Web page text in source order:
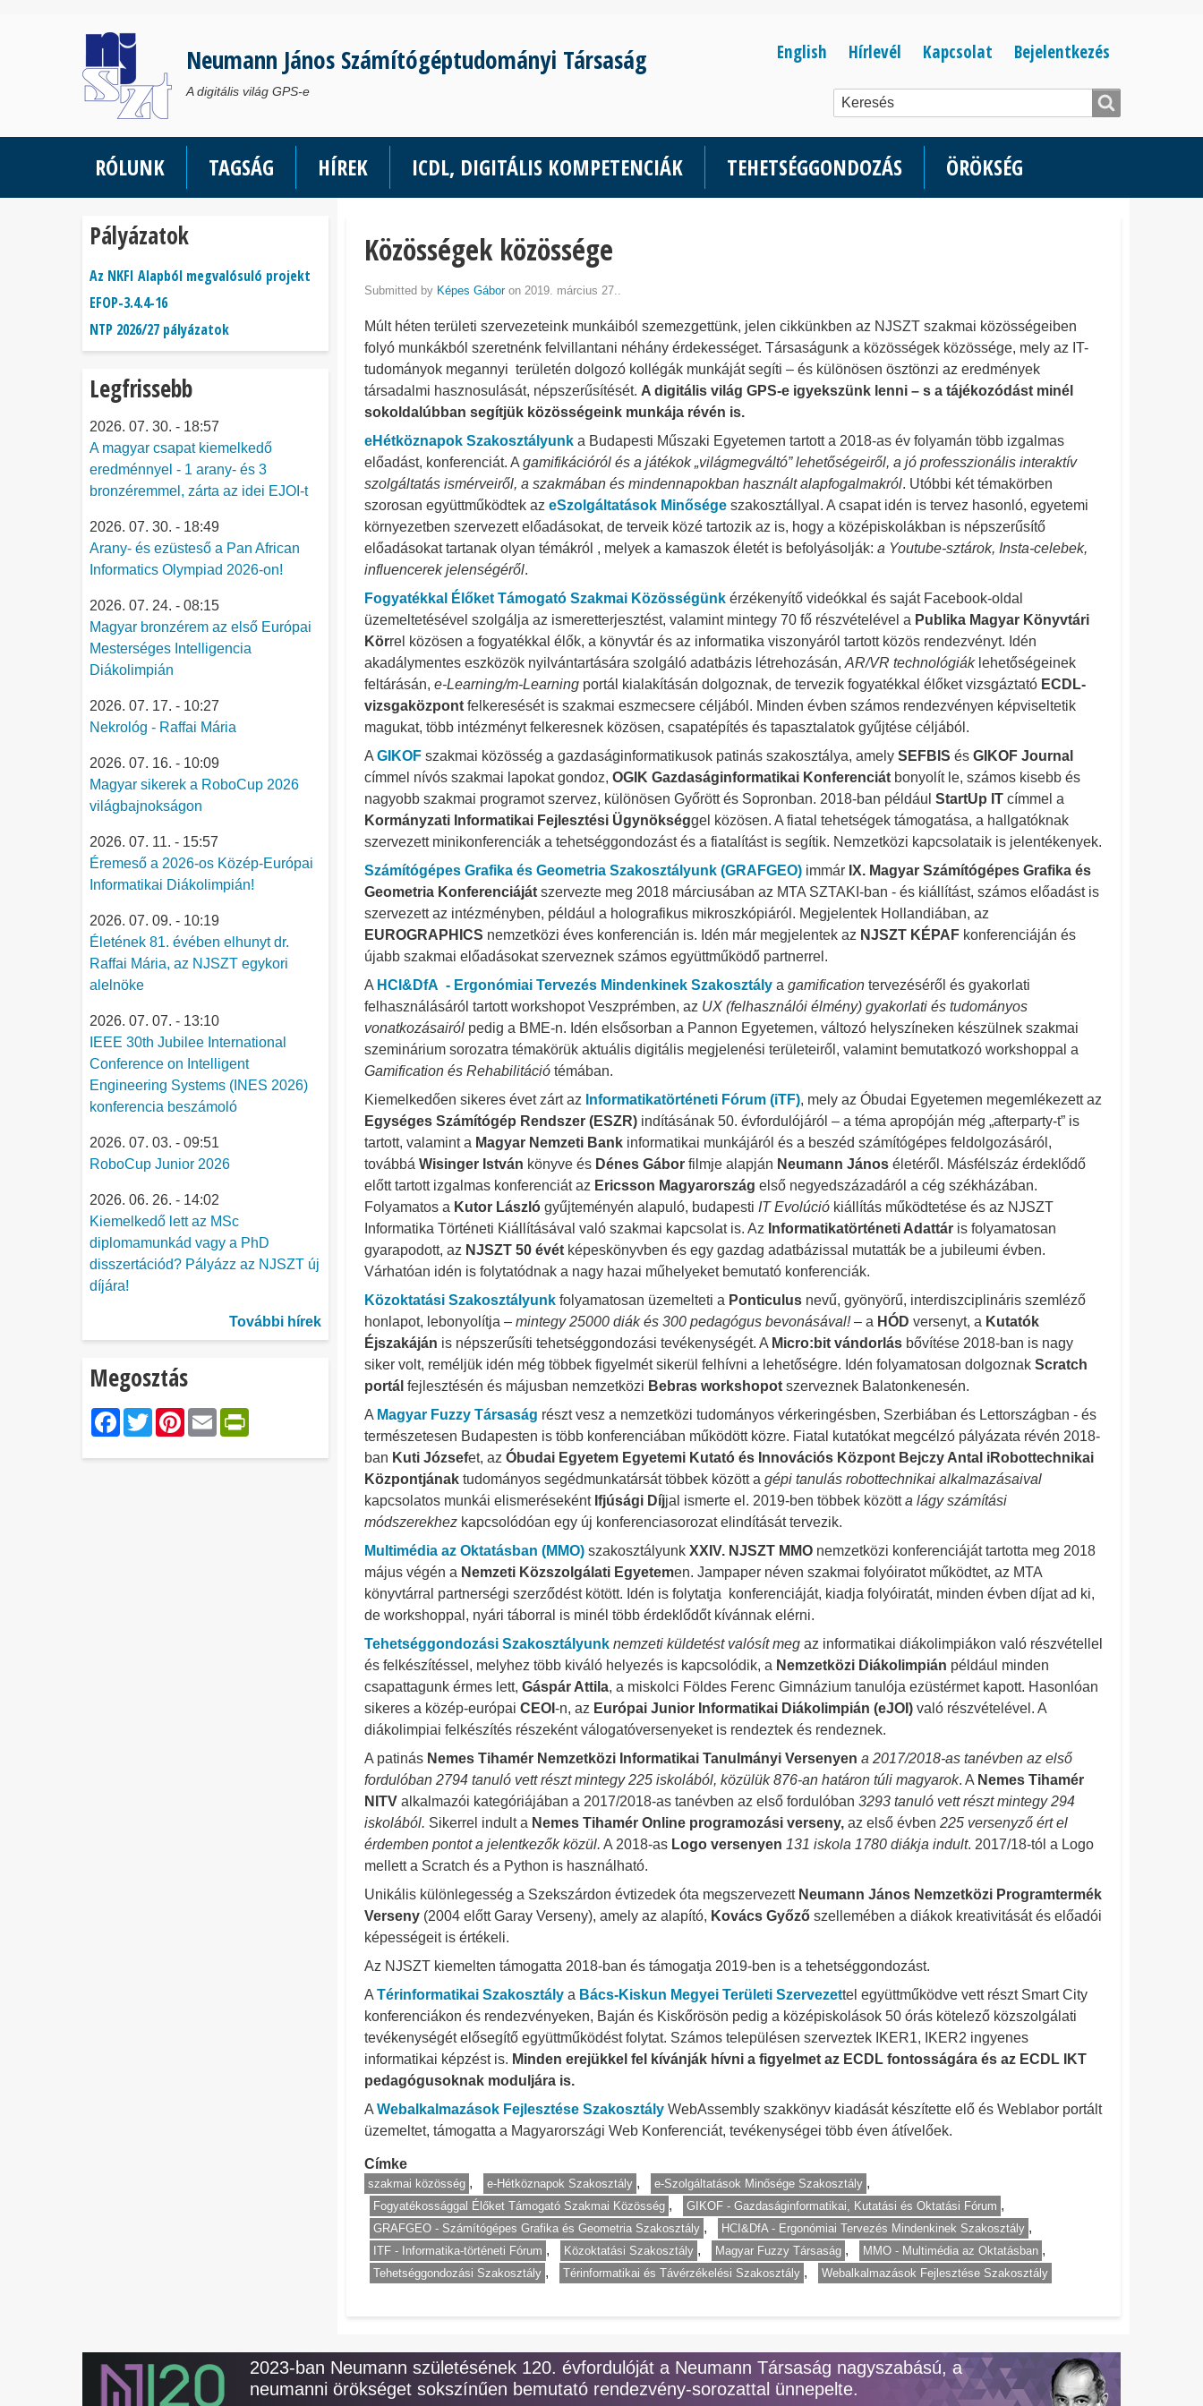
Neumann János Számítógéptudományi Társaság
A digitális világ GPS-e
Bejelentkezés
menüje
Bejelentkezés
English Hírlevél Kapcsolat
RÓLUNK TAGSÁG HÍREK ICDL, DIGITÁLIS KOMPETENCIÁK TEHETSÉGGONDOZÁS ÖRÖKSÉG
Közösségek közössége
Submitted by Képes Gáboron 2019. március 27..
Múlt héten területi szervezeteink munkáiból szemezgettünk, jelen cikkünkben az NJSZT szakmai közösségeiben
folyó munkákból szeretnénk felvillantani néhány érdekességet. Társaságunk a közösségek közössége, mely az IT-
tudományok megannyi területén dolgozó kollégák munkáját segíti – és különösen ösztönzi az eredmények
társadalmi hasznosulását, népszerűsítését. A digitális világ GPS-e igyekszünk lenni – s a tájékozódást minél
sokoldalúbban segítjük közösségeink munkája révén is.
eHétköznapok Szakosztályunk a Budapesti Műszaki Egyetemen tartott a 2018-as év folyamán több izgalmas
előadást, konferenciát. A gamifikációról és a játékok „világmegváltó” lehetőségeiről, a jó professzionális interaktív
szolgáltatás ismérveiről, a szakmában és mindennapokban használt alapfogalmakról. Utóbbi két témakörben
szorosan együttműködtek az eSzolgáltatások Minősége szakosztállyal. A csapat idén is tervez hasonló, egyetemi
környezetben szervezett előadásokat, de terveik közé tartozik az is, hogy a középiskolákban is népszerűsítő
előadásokat tartanak olyan témákról , melyek a kamaszok életét is befolyásolják: a Youtube-sztárok, Insta-celebek,
influencerek jelenségéről.
Fogyatékkal Élőket Támogató Szakmai Közösségünk érzékenyítő videókkal és saját Facebook-oldal
üzemeltetésével szolgálja az ismeretterjesztést, valamint mintegy 70 fő részvételével a Publika Magyar Könyvtári
Körrel közösen a fogyatékkal élők, a könyvtár és az informatika viszonyáról tartott közös rendezvényt. Idén
akadálymentes eszközök nyilvántartására szolgáló adatbázis létrehozásán, AR/VR technológiáklehetőségeinek
feltárásán, e-Learning/m-Learning portál kialakításán dolgoznak, de tervezik fogyatékkal élőket vizsgáztató ECDL-
vizsgaközpont felkeresését is szakmai eszmecsere céljából. Minden évben számos rendezvényen képviseltetik
magukat, több intézményt felkeresnek közösen, csapatépítés és tapasztalatok gyűjtése céljából.
A GIKOF szakmai közösség a gazdaságinformatikusok patinás szakosztálya, amely SEFBIS és GIKOF Journal
címmel nívós szakmai lapokat gondoz, OGIK Gazdaságinformatikai Konferenciát bonyolít le, számos kisebb és
nagyobb szakmai programot szervez, különösen Győrött és Sopronban. 2018-ban például StartUp IT címmel a
Kormányzati Informatikai Fejlesztési Ügynökséggel közösen. A fiatal tehetségek támogatása, a hallgatóknak
szervezett minikonferenciák a tehetséggondozást és a fiatalítást is segítik. Nemzetközi kapcsolataik is jelentékenyek.
Számítógépes Grafika és Geometria Szakosztályunk (GRAFGEO) immár IX. Magyar Számítógépes Grafika és
Geometria Konferenciáját szervezte meg 2018 márciusában az MTA SZTAKI-ban - és kiállítást, számos előadást is
szervezett az intézményben, például a holografikus mikroszkópiáról. Megjelentek Hollandiában, az
EUROGRAPHICS nemzetközi éves konferencián is. Idén már megjelentek az NJSZT KÉPAF konferenciáján és
újabb szakmai előadásokat szerveznek számos együttműködő partnerrel.
A HCI&DfA - Ergonómiai Tervezés Mindenkinek Szakosztály a gamification tervezéséről és gyakorlati
felhasználásáról tartott workshopot Veszprémben, az UX (felhasználói élmény) gyakorlati és tudományos
vonatkozásairól pedig a BME-n. Idén elsősorban a Pannon Egyetemen, változó helyszíneken készülnek szakmai
szeminárium sorozatra témakörük aktuális digitális megjelenési területeiről, valamint bemutatkozó workshoppal a
Gamification és Rehabilitáció témában.
Kiemelkedően sikeres évet zárt az Informatikatörténeti Fórum (iTF), mely az Óbudai Egyetemen megemlékezett az
Egységes Számítógép Rendszer (ESZR) indításának 50. évfordulójáról – a téma apropóján még „afterparty-t” is
tartott, valamint a Magyar Nemzeti Bank informatikai munkájáról és a beszéd számítógépes feldolgozásáról,
továbbá Wisinger István könyve és Dénes Gábor filmje alapján Neumann János életéről. Másfélszáz érdeklődő
előtt tartott izgalmas konferenciát az Ericsson Magyarország első negyedszázadáról a cég székházában.
Folyamatos a Kutor László gyűjteményén alapuló, budapesti IT Evolúció kiállítás működtetése és az NJSZT
Informatika Történeti Kiállításával való szakmai kapcsolat is. Az Informatikatörténeti Adattár is folyamatosan
gyarapodott, az NJSZT 50 évét képeskönyvben és egy gazdag adatbázissal mutatták be a jubileumi évben.
Várhatóan idén is folytatódnak a nagy hazai műhelyeket bemutató konferenciák.
Közoktatási Szakosztályunk folyamatosan üzemelteti a Ponticulus nevű, gyönyörű, interdiszciplináris szemléző
honlapot, lebonyolítja – mintegy 25000 diák és 300 pedagógus bevonásával!– a HÓD versenyt, a Kutatók
Éjszakáján is népszerűsíti tehetséggondozási tevékenységét. A Micro:bit vándorlás bővítése 2018-ban is nagy
siker volt, reméljük idén még többek figyelmét sikerül felhívni a lehetőségre. Idén folyamatosan dolgoznak Scratch
portál fejlesztésén és májusban nemzetközi Bebras workshopot szerveznek Balatonkenesén.
A Magyar Fuzzy Társaság részt vesz a nemzetközi tudományos vérkeringésben, Szerbiában és Lettországban - és
természetesen Budapesten is több konferenciában működött közre. Fiatal kutatókat megcélzó pályázata révén 2018-
ban Kuti Józsefet, az Óbudai Egyetem Egyetemi Kutató és Innovációs Központ Bejczy Antal iRobottechnikai
Központjának tudományos segédmunkatársát többek között a gépi tanulás robottechnikai alkalmazásaival
kapcsolatos munkái elismeréseként Ifjúsági Díjjal ismerte el. 2019-ben többek közötta lágy számítási
módszerekhez kapcsolódóan egy új konferenciasorozat elindítását tervezik.
Multimédia az Oktatásban (MMO) szakosztályunk XXIV. NJSZT MMO nemzetközi konferenciáját tartotta meg 2018
május végén a Nemzeti Közszolgálati Egyetemen. Jampaper néven szakmai folyóiratot működtet, az MTA
könyvtárral partnerségi szerződést kötött. Idén is folytatja konferenciáját, kiadja folyóiratát, minden évben díjat ad ki,
de workshoppal, nyári táborral is minél több érdeklődőt kívánnak elérni.
Tehetséggondozási Szakosztályunk nemzeti küldetést valósít meg az informatikai diákolimpiákon való részvétellel
és felkészítéssel, melyhez több kiváló helyezés is kapcsolódik, a Nemzetközi Diákolimpián például minden
csapattagunk érmes lett, Gáspár Attila, a miskolci Földes Ferenc Gimnázium tanulója ezüstérmet kapott. Hasonlóan
sikeres a közép-európai CEOI -n, az Európai Junior Informatikai Diákolimpián (eJOI) való részvételével. A
diákolimpiai felkészítés részeként válogatóversenyeket is rendeztek és rendeznek.
A patinás Nemes Tihamér Nemzetközi Informatikai Tanulmányi Versenyen a 2017/2018-as tanévben az első
fordulóban 2794 tanuló vett részt mintegy 225 iskolából, közülük 876-an határon túli magyarok. A Nemes Tihamér
NITV alkalmazói kategóriájában a 2017/2018-as tanévben az első fordulóban 3293 tanuló vett részt mintegy 294
iskolából. Sikerrel indult a Nemes Tihamér Online programozási verseny, az első évben 225 versenyző ért el
érdemben pontot a jelentkezők közül. A 2018-as Logo versenyen 131 iskola 1780 diákja indult. 2017/18-tól a Logo
mellett a Scratch és a Python is használható.
Unikális különlegesség a Szekszárdon évtizedek óta megszervezett Neumann János Nemzetközi Programtermék
Verseny (2004 előtt Garay Verseny), amely az alapító, Kovács Győző szellemében a diákok kreativitását és előadói
képességeit is értékeli.
Az NJSZT kiemelten támogatta 2018-ban és támogatja 2019-ben is a tehetséggondozást.
A Térinformatikai Szakosztály a Bács-Kiskun Megyei Területi Szervezettel együttműködve vett részt Smart City
konferenciákon és rendezvényeken, Baján és Kiskőrösön pedig a középiskolások 50 órás kötelező közszolgálati
tevékenységét elősegítő együttműködést folytat. Számos településen szerveztek IKER1, IKER2 ingyenes
informatikai képzést is. Minden erejükkel fel kívánják hívni a figyelmet az ECDL fontosságára és az ECDL IKT
pedagógusoknak moduljára is.
A Webalkalmazások Fejlesztése Szakosztály WebAssembly szakkönyv kiadását készítette elő és Weblabor portált
üzemeltet, támogatta a Magyarországi Web Konferenciát, tevékenységei több éven átívelőek.
Címke
szakmai közösség e-Hétköznapok Szakosztály
e-Szolgáltatások Minősége Szakosztály
Fogyatékossággal Élőket Támogató Szakmai Közösség
GIKOF - Gazdaságinformatikai, Kutatási és Oktatási Fórum
GRAFGEO - Számítógépes Grafika és Geometria Szakosztály
HCI&DfA - Ergonómiai Tervezés Mindenkinek Szakosztály
ITF - Informatika-történeti Fórum
Közoktatási Szakosztály Magyar Fuzzy Társaság
MMO - Multimédia az Oktatásban
Tehetséggondozási Szakosztály
Térinformatikai és Távérzékelési Szakosztály Webalkalmazások Fejlesztése Szakosztály
Pályázatok
Az NKFI Alapból megvalósuló projekt
EFOP-3.4.4-16
NTP 2026/27 pályázatok
Legfrissebb
2026. 07. 30. - 18:57
A magyar csapat kiemelkedő
eredménnyel - 1 arany- és 3
bronzéremmel, zárta az idei EJOI-t
2026. 07. 30. - 18:49
Arany- és ezüsteső a Pan African
Informatics Olympiad 2026-on!
2026. 07. 24. - 08:15
Magyar bronzérem az első Európai
Mesterséges Intelligencia
Diákolimpián
2026. 07. 17. - 10:27
Nekrológ - Raffai Mária
2026. 07. 16. - 10:09
Magyar sikerek a RoboCup 2026
világbajnokságon
2026. 07. 11. - 15:57
Éremeső a 2026-os Közép-Európai
Informatikai Diákolimpián!
2026. 07. 09. - 10:19
Életének 81. évében elhunyt dr.
Raffai Mária, az NJSZT egykori
alelnöke
2026. 07. 07. - 13:10
IEEE 30th Jubilee International
Conference on Intelligent
Engineering Systems (INES 2026)
konferencia beszámoló
2026. 07. 03. - 09:51
RoboCup Junior 2026
2026. 06. 26. - 14:02
Kiemelkedő lett az MSc
diplomamunkád vagy a PhD
disszertációd? Pályázz az NJSZT új
díjára!
További hírek
Megosztás
Facebook
Twitter
Pinterest
EmailPrintFriendly
2023-ban Neumann születésének 120. évfordulóját a Neumann Társaság nagyszabású, a
neumanni örökséget sokszínűen bemutató rendezvény-sorozattal ünnepelte.